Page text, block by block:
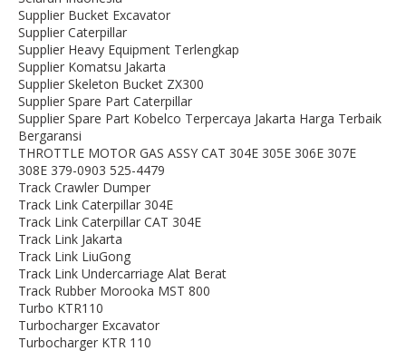
Supplier Bucket Excavator
Supplier Caterpillar
Supplier Heavy Equipment Terlengkap
Supplier Komatsu Jakarta
Supplier Skeleton Bucket ZX300
Supplier Spare Part Caterpillar
Supplier Spare Part Kobelco Terpercaya Jakarta Harga Terbaik
Bergaransi
THROTTLE MOTOR GAS ASSY CAT 304E 305E 306E 307E
308E 379-0903 525-4479
Track Crawler Dumper
Track Link Caterpillar 304E
Track Link Caterpillar CAT 304E
Track Link Jakarta
Track Link LiuGong
Track Link Undercarriage Alat Berat
Track Rubber Morooka MST 800
Turbo KTR110
Turbocharger Excavator
Turbocharger KTR 110